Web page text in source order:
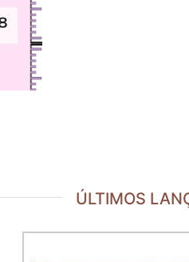
ÚLTIMOS